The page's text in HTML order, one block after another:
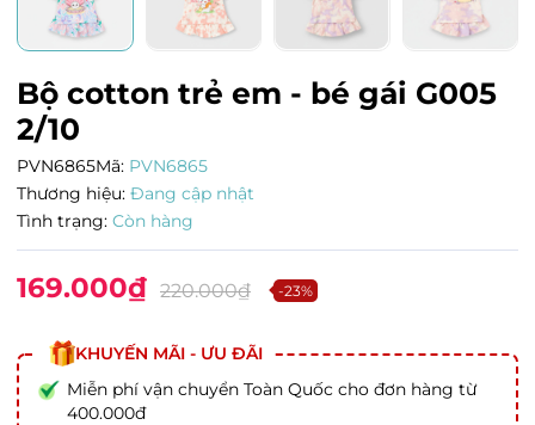
Bộ cotton trẻ em - bé gái G005
2/10
PVN6865Mã: PVN6865
Thương hiệu: Đang cập nhật
Tình trạng: Còn hàng
169.000₫ 220.000₫ -23%
KHUYẾN MÃI - ƯU ĐÃI
Miễn phí vận chuyển Toàn Quốc cho đơn hàng từ
400.000đ